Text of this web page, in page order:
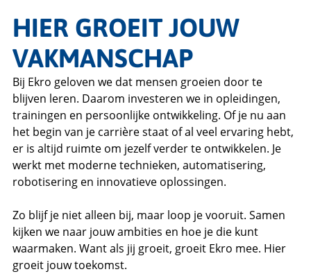
HIER GROEIT JOUW
VAKMANSCHAP
Bij Ekro geloven we dat mensen groeien door te
blijven leren. Daarom investeren we in opleidingen,
trainingen en persoonlijke ontwikkeling. Of je nu aan
het begin van je carrière staat of al veel ervaring hebt,
er is altijd ruimte om jezelf verder te ontwikkelen. Je
werkt met moderne technieken, automatisering,
robotisering en innovatieve oplossingen.
Zo blijf je niet alleen bij, maar loop je vooruit. Samen
kijken we naar jouw ambities en hoe je die kunt
waarmaken. Want als jij groeit, groeit Ekro mee. Hier
groeit jouw toekomst.